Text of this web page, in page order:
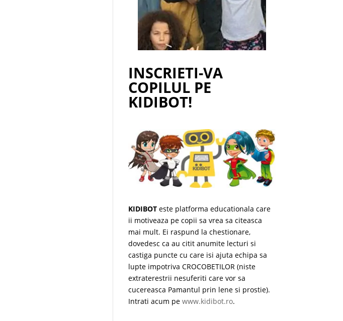
INSCRIETI-VA
COPILUL PE
KIDIBOT!
KIDIBOT este platforma educationala care
ii motiveaza pe copii sa vrea sa citeasca
mai mult. Ei raspund la chestionare,
dovedesc ca au citit anumite lecturi si
castiga puncte cu care isi ajuta echipa sa
lupte impotriva CROCOBETILOR (niste
extraterestrii nesuferiti care vor sa
cucereasca Pamantul prin lene si prostie).
Intrati acum pewww.kidibot.ro.